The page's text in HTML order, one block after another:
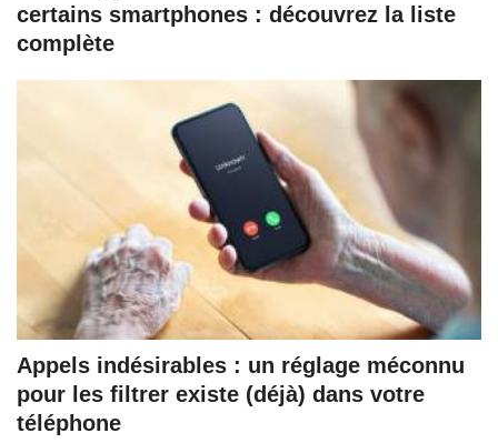
certains smartphones : découvrez la liste
complète
Appels indésirables : un réglage méconnu
pour les filtrer existe (déjà) dans votre
téléphone